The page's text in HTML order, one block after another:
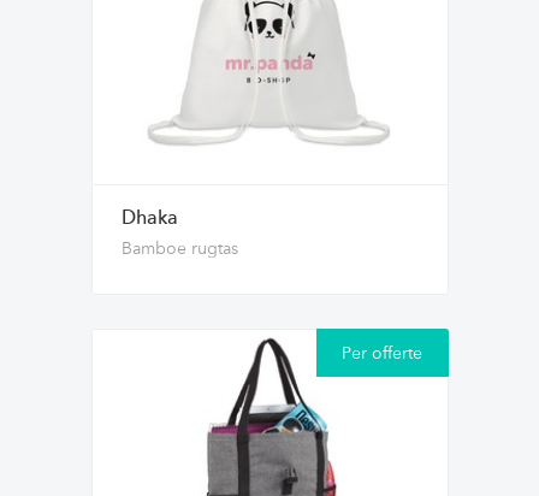
Dhaka
Bamboe rugtas
Per offerte